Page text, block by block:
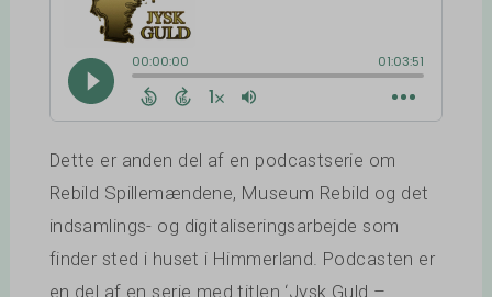
Dette er anden del af en podcastserie om
Rebild Spillemændene, Museum Rebild og det
indsamlings- og digitaliseringsarbejde som
finder sted i huset i Himmerland. Podcasten er
en del af en serie med titlen ‘Jysk Guld –